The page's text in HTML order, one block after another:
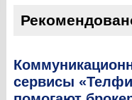
сервисы